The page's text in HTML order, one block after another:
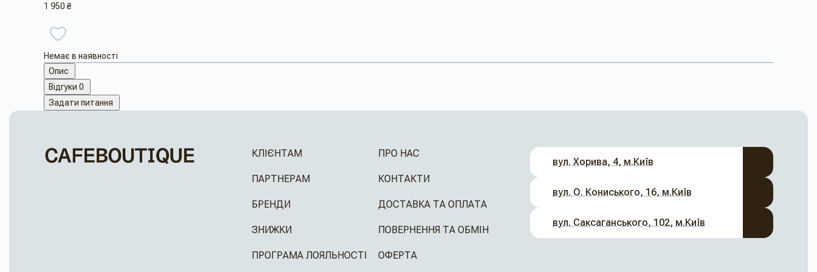
1 950 ₴
Немає в наявності
Опис
Відгуки 0
Задати питання
КЛІЄНТАМ
ПАРТНЕРАМ
БРЕНДИ
ЗНИЖКИ
ПРОГРАМА ЛОЯЛЬНОСТІ
ПРО НАС
КОНТАКТИ
ДОСТАВКА ТА ОПЛАТА
ПОВЕРНЕННЯ ТА ОБМІН
ОФЕРТА
вул. Хорива, 4, м.Київ
вул. О. Кониського, 16, м.Київ
вул. Саксаганського, 102, м.Київ